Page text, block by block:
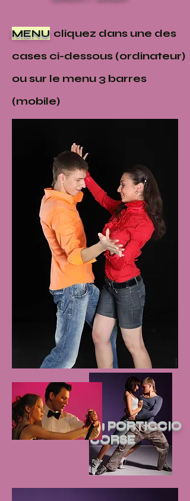
MENU cliquez dans une des
cases ci-dessous (ordinateur)
ou sur le menu 3 barres
(mobile)
STAGES à PORTICCIO
CORSE